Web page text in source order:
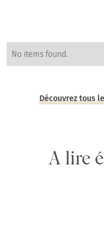
No items found.
Découvrez tous
A lire